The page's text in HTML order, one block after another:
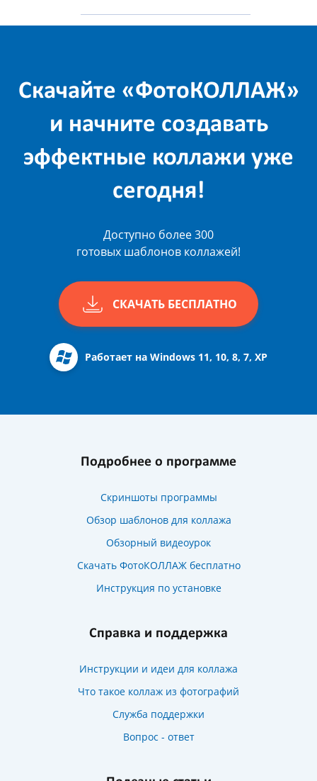
Скачайте «ФотоКОЛЛАЖ»
и начните создавать
эффектные коллажи уже
сегодня!
Доступно более 300
готовых шаблонов коллажей!
СКАЧАТЬ БЕСПЛАТНО
Работает на Windows 11, 10, 8, 7, XP
Подробнее о программе
Скриншоты программы
Обзор шаблонов для коллажа
Обзорный видеоурок
Скачать ФотоКОЛЛАЖ бесплатно
Инструкция по установке
Справка и поддержка
Инструкции и идеи для коллажа
Что такое коллаж из фотографий
Служба поддержки
Вопрос - ответ